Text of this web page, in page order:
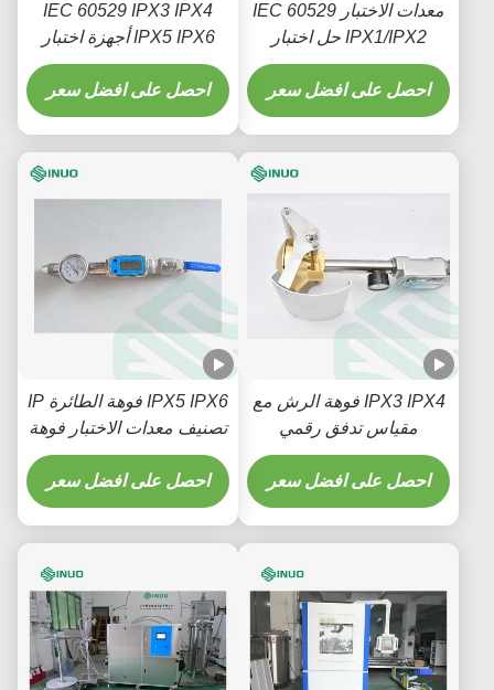
معدات الاختبار IEC 60529
IPX1/IPX2 حل اختبار
السقوط الرأسي للمياه
احصل على افضل سعر
IEC 60529 IPX3 IPX4
IPX5 IPX6 أجهزة اختبار
رذاذ المطر في الأنابيب
المذبذبة
احصل على افضل سعر
IPX3 IPX4 فوهة الرش مع
مقياس تدفق رقمي
لمكونات السيارات معدات
الاختبار IEC 60529
احصل على افضل سعر
IPX5 IPX6 فوهة الطائرة IP
تصنيف معدات الاختبار فوهة
IEC 60529
احصل على افضل سعر